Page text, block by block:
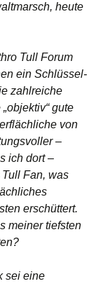
heute
Tull Forum
ein Schlüssel-
zahlreiche
gute
von
–
ich dort –
Fan, was
erschüttert.
meiner tiefsten
sei eine